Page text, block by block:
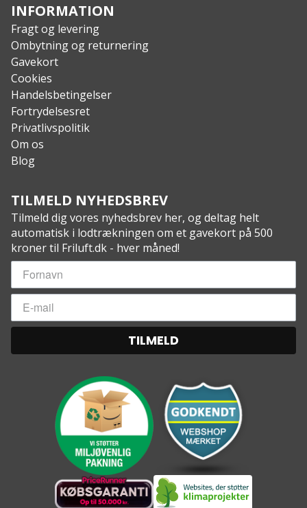
INFORMATION
Fragt og levering
Ombytning og returnering
Gavekort
Cookies
Handelsbetingelser
Fortrydelsesret
Privatlivspolitik
Om os
Blog
TILMELD NYHEDSBREV
Tilmeld dig vores nyhedsbrev her, og deltag helt
automatisk i lodtrækningen om et gavekort på 500
kroner til Friluft.dk - hver måned!
TILMELD